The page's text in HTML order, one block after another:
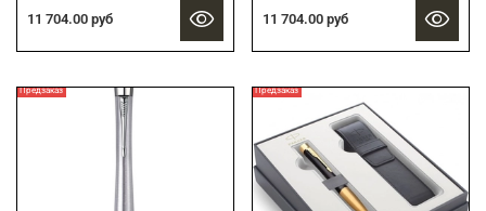
11 704.00 руб 11 704.00 руб
Предзаказ Предзаказ